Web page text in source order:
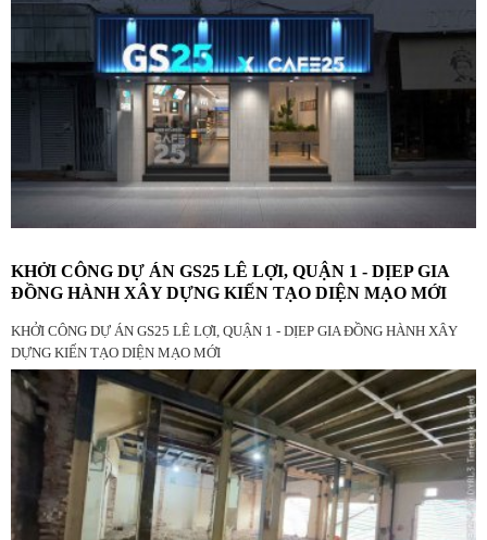
KHỞI CÔNG DỰ ÁN GS25 LÊ LỢI, QUẬN 1 - DỊEP GIA
ĐỒNG HÀNH XÂY DỰNG KIẾN TẠO DIỆN MẠO MỚI
KHỞI CÔNG DỰ ÁN GS25 LÊ LỢI, QUẬN 1 - DỊEP GIA ĐỒNG HÀNH XÂY
DỰNG KIẾN TẠO DIỆN MẠO MỚI